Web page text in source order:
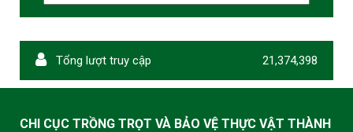
Tổng lượt truy cập 21,374,398
CHI CỤC TRỒNG TRỌT VÀ BẢO VỆ THỰC VẬT THÀNH